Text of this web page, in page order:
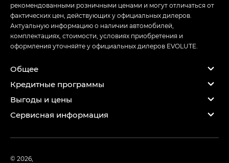
рекомендованными розничными ценами и могут отличаться от
фактических цен, действующих у официальных дилеров.
Актуальную информацию о наличии автомобилей,
комплектациях, стоимости, условиях приобретения и
оформления уточняйте у официальных дилеров EVOLUTE.
Общее
Кредитные программы
Выгоды и цены
Сервисная информация
© 2026,